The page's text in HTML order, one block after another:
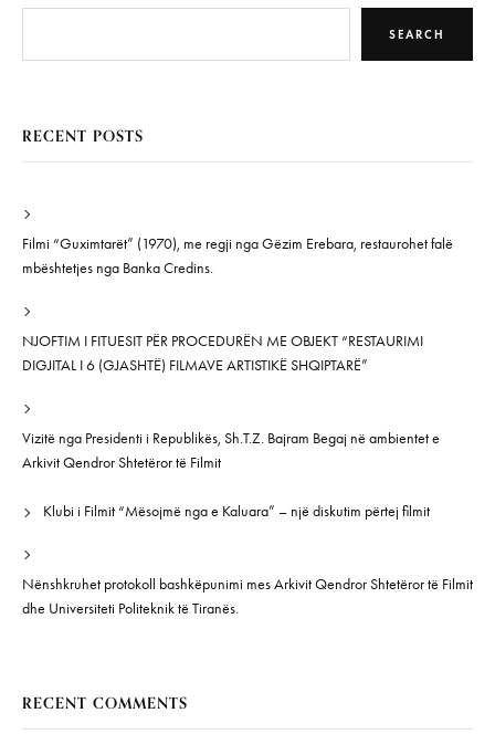
SEARCH
RECENT POSTS
Filmi “Guximtarët” (1970), me regji nga Gëzim Erebara, restaurohet falë
mbështetjes nga Banka Credins.
NJOFTIM I FITUESIT PËR PROCEDURËN ME OBJEKT “RESTAURIMI
DIGJITAL I 6 (GJASHTË) FILMAVE ARTISTIKË SHQIPTARË”
Vizitë nga Presidenti i Republikës, Sh.T.Z. Bajram Begaj në ambientet e
Arkivit Qendror Shtetëror të Filmit
Klubi i Filmit “Mësojmë nga e Kaluara” – një diskutim përtej filmit
Nënshkruhet protokoll bashkëpunimi mes Arkivit Qendror Shtetëror të Filmit
dhe Universiteti Politeknik të Tiranës.
RECENT COMMENTS